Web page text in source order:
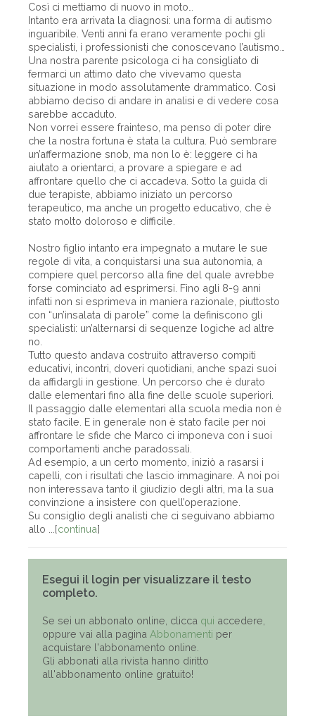
Così ci mettiamo di nuovo in moto…
Intanto era arrivata la diagnosi: una forma di autismo
inguaribile. Venti anni fa erano veramente pochi gli
specialisti, i professionisti che conoscevano l’autismo…
Una nostra parente psicologa ci ha consigliato di
fermarci un attimo dato che vivevamo questa
situazione in modo assolutamente drammatico. Così
abbiamo deciso di andare in analisi e di vedere cosa
sarebbe accaduto.
Non vorrei essere frainteso, ma penso di poter dire
che la nostra fortuna è stata la cultura. Può sembrare
un’affermazione snob, ma non lo è: leggere ci ha
aiutato a orientarci, a provare a spiegare e ad
affrontare quello che ci accadeva. Sotto la guida di
due terapiste, abbiamo iniziato un percorso
terapeutico, ma anche un progetto educativo, che è
stato molto doloroso e difficile.
Nostro figlio intanto era impegnato a mutare le sue
regole di vita, a conquistarsi una sua autonomia, a
compiere quel percorso alla fine del quale avrebbe
forse cominciato ad esprimersi. Fino agli 8-9 anni
infatti non si esprimeva in maniera razionale, piuttosto
con “un’insalata di parole” come la definiscono gli
specialisti: un’alternarsi di sequenze logiche ad altre
no.
Tutto questo andava costruito attraverso compiti
educativi, incontri, doveri quotidiani, anche spazi suoi
da affidargli in gestione. Un percorso che è durato
dalle elementari fino alla fine delle scuole superiori.
Il passaggio dalle elementari alla scuola media non è
stato facile. E in generale non è stato facile per noi
affrontare le sfide che Marco ci imponeva con i suoi
comportamenti anche paradossali.
Ad esempio, a un certo momento, iniziò a rasarsi i
capelli, con i risultati che lascio immaginare. A noi poi
non interessava tanto il giudizio degli altri, ma la sua
convinzione a insistere con quell’operazione.
Su consiglio degli analisti che ci seguivano abbiamo
allo ...[continua]
Esegui il login per visualizzare il testo
completo.
Se sei un abbonato online, clicca qui accedere,
oppure vai alla pagina Abbonamenti per
acquistare l'abbonamento online.
Gli abbonati alla rivista hanno diritto
all'abbonamento online gratuito!